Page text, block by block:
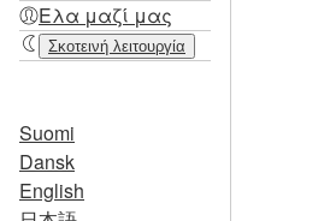
Ελα μαζί μας
Σκοτεινή λειτουργία
Suomi
Dansk
English